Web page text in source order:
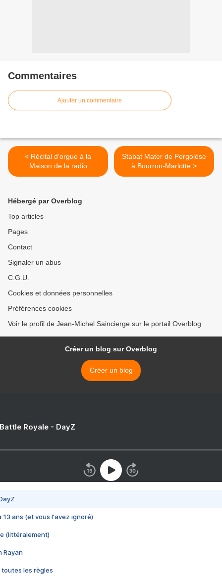
Commentaires
Ajouter un commentaire
< Récital d'orgue à la
Maison de la radio
Stabat Mater de Pergolèse
à Bourron-Marlotte >
Hébergé par Overblog
Top articles
Pages
Contact
Signaler un abus
C.G.U.
Cookies et données personnelles
Préférences cookies
Voir le profil de Jean-Michel Saincierge sur le portail Overblog
Créer un blog sur Overblog
Créer un blog
Royale - DayZ
13 ans (et vous l'avez ignoré)
(littéralement)
Rayan
toutes les règles